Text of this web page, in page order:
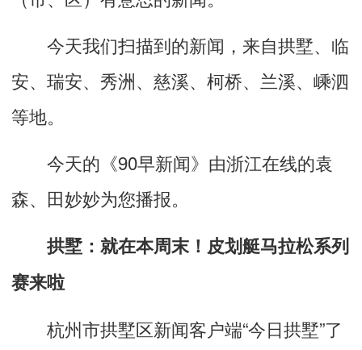
今天我们扫描到的新闻，来自拱墅、 临
安、 瑞安、 秀洲、 慈溪、 柯桥、 兰溪、 嵊泗
等地。
今天的《90早新闻》由浙江在线的袁
森、田妙妙为您播报。
拱墅：就在本周末！皮划艇马拉松系列
赛来啦
杭州市拱墅区新闻客户端“今日拱墅”了